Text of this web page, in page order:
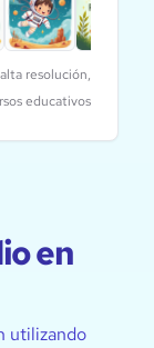
resolución,
educativos
en
utilizando